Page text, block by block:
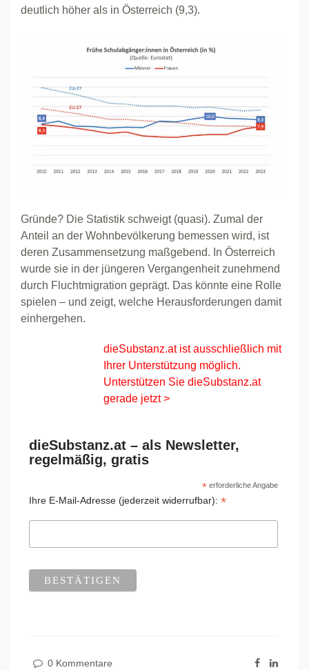
deutlich höher als in Österreich (9,3).
Gründe? Die Statistik schweigt (quasi). Zumal der
Anteil an der Wohnbevölkerung bemessen wird, ist
deren Zusammensetzung maßgebend. In Österreich
wurde sie in der jüngeren Vergangenheit zunehmend
durch Fluchtmigration geprägt. Das könnte eine Rolle
spielen – und zeigt, welche Herausforderungen damit
einhergehen.
dieSubstanz.at ist ausschließlich mit
Ihrer Unterstützung möglich.
Unterstützen Sie dieSubstanz.at
gerade jetzt >
dieSubstanz.at – als Newsletter,
regelmäßig, gratis
*erforderliche Angabe
Ihre E-Mail-Adresse (jederzeit widerrufbar): *
0 Kommentare